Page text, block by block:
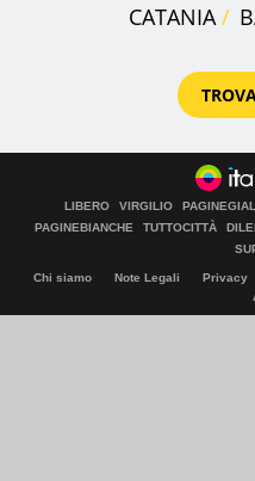
CATANIA
LIBERO VIRGILIO
PAGINEBIANCHE
TUTTOCITTÀ DILEI
Chi siamo Note Legali Privacy